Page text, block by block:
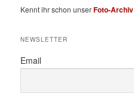
Kennt ihr schon unserFoto-Archiv
NEWSLETTER
Email